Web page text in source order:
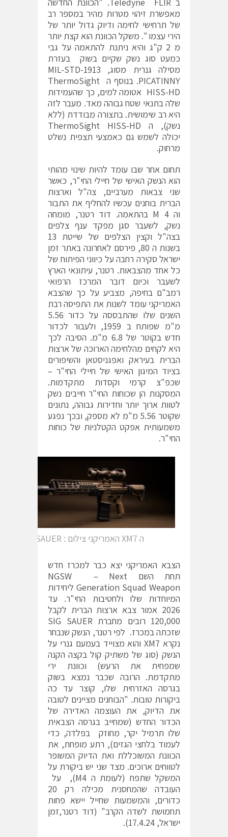
מאפשרת זיהוי מטרות מהיר במספר רב
של תרחישי לחימה ודיוק גדול יותר של
הירי עצמו ". משקל הכוונת הוא קצת יותר
מ 2 ק"ג והיא ניתנת להתאמה על גבי
כמעט סוג נשק שקיים בשוק בעזרת
מסילה גנרית מסוג, MIL-STD-1913
PICATINNY. בנוסף ה ThermoSight
HISS-HD אטומה למים, כך שהעמידות
שלה בתנאי שטח גבוהה מאד. מעבר לזה
היא רב שימושית. בתצורה מבודדת (ללא
נשק), ה ThermoSight HISS-HD
יכולה לשמש גם כאמצעי תצפית נשלט
מרחוק.
תחום אחר שבו עומד להיות שינוי מהותי
הוא הנשק האישי של חיילי החי"ר, כאשר
שני צבאות מערביים, צה"ל וארצות
הברית בוחנים עכשיו להחליף את התבור
וה M 4 בהתאמה. דוד רטנר, מומחה
נשק, לשעבר סגן מפקד ענף צלפים
בצה"ל וקצין הצלפים של שייטת 13
בשנות ה 80, פירסם לאחרונה באתר זמן
ישראל סקירה רחבה על כיווני הפיתוח של
כל אחד מהצבאות. רטנר, עיתונאי הארץ
לשעבר וכיום דובר המרכז הרפואי
רמב"ם בחיפה, מצביע על כך שהצבא
האמריקני עומד לשנות את התפיסה רבת
השנים שלו שהתבססה על כדור 5.56
מ"מ שפותח ב 1959, ולעבור לכדור
חדש בקוטר של 6.8 מ"מ. הסיבה לכך
היא לקחים מהלחימה הארוכה של ארצות
הברית בעיראק ואפגניסטאן והשיפורים
בציוד המיגון האישי של חיילי החי"ר –
שכפ"צ קרמי וקסדות מתקדמות.
המסקנות הן שכוחות החי"ר חייבים נשק
לטוות ארוך יותר וחדירות גבוהה, נתונים
שקוטר 5.56 מ"מ לא מספק, ובכך נפגע
משמעותית אפקט הקטלניות של כוחות
החי"ר.
ה XM7 האמריקני צילום : SIG SAUER
הצבא האמריקני יצא כבר למכרז חדש
תחת השם NGSW – Next
Generation Squad Weapon ליחידות
המיוחדות שלו ולחטיבות החי"ר. עד
2026 אמור צבא ארצות הברית לקבל
120,000 רובים מחברת SIG SAUER
שזכתה במכרז. לפי רטנר, הנשק שנבחר
נקרא XM7 והוא מצוייד בעמעם גנרי על
הנשק (סוג של משתיק קול בקצה הקנה
שמפחית את הרעש) וכוונת ירי
מתקדמת. הרובה שכבר נמצא בשוק
בגרסה האזרחית שלו, קוצר עד כה
ביקורות טובות. "הבוחנים מציינים לטובה
את הדיוק, את העוצמה האדירה של
הכדור החדש (שמחייב בגרסה הצבאית
שלו תרמיל יקר, מחוזק בפלדה, כדי
לעמוד בלחצי הגזים), רתע מופחת, את
הכוונת המשוכללת ואת הדיוק המשופר
לטווחים ארוכים. מצד שני יש ביקורת על
המשקל שתפח (לעומת ה M4), על
העובדה שהמחסנית מכילה רק 20
כדורים, והמשמעות שחייל יישא פחות
תחמושת לשדה הקרב" (דוד רטנר,זמן
ישראל, 17.4.24).